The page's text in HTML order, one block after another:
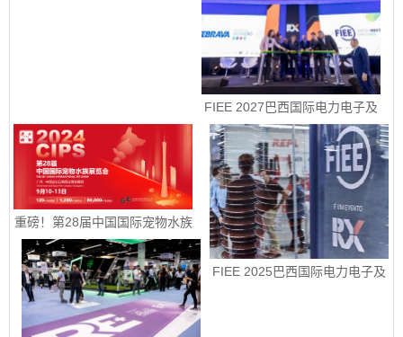
17 日
FIEE 2027巴西国际电力电子及
智能能源展销售正式启动
FIEE 2025巴西国际电力电子及
重磅！第28届中国国际宠物水族
展览会定档9月10-13日